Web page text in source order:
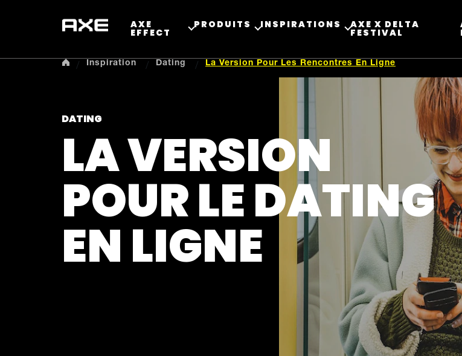
AXE
EFFECT
PRODUITS INSPIRATIONS AXE X DELTA
FESTIVAL ​
Inspiration Dating La Version Pour Les Rencontres En Ligne
DATING
LA VERSION
POUR LE DATING
EN LIGNE